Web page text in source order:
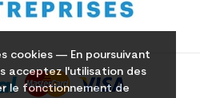
cookies — En poursuivant
acceptez l'utilisation des
le fonctionnement de